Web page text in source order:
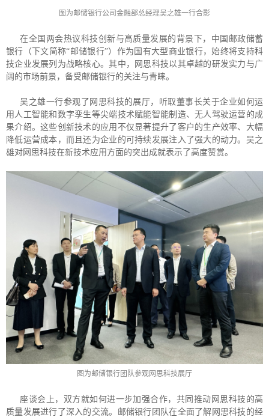
图为邮储银行公司金融部总经理吴之雄一行合影
在全国两会热议科技创新与高质量发展的背景下，中国邮政储蓄
银行（下文简称“邮储银行”）作为国有大型商业银行，始终将支持科
技企业发展列为战略核心。其中，网思科技以其卓越的研发实力与广
阔的市场前景，备受邮储银行的关注与青睐。
吴之雄一行参观了网思科技的展厅，听取董事长关于企业如何运
用人工智能和数字孪生等尖端技术赋能智能制造、无人驾驶运营的成
果介绍。这些创新技术的应用不仅显著提升了客户的生产效率、大幅
降低运营成本，而且还为企业的可持续发展注入了强大的动力。吴之
雄对网思科技在新技术应用方面的突出成就表示了高度赞赏。
图为邮储银行团队参观网思科技展厅
座谈会上，双方就如何进一步加强合作，共同推动网思科技的高
质量发展进行了深入的交流。邮储银行团队在全面了解网思科技的经